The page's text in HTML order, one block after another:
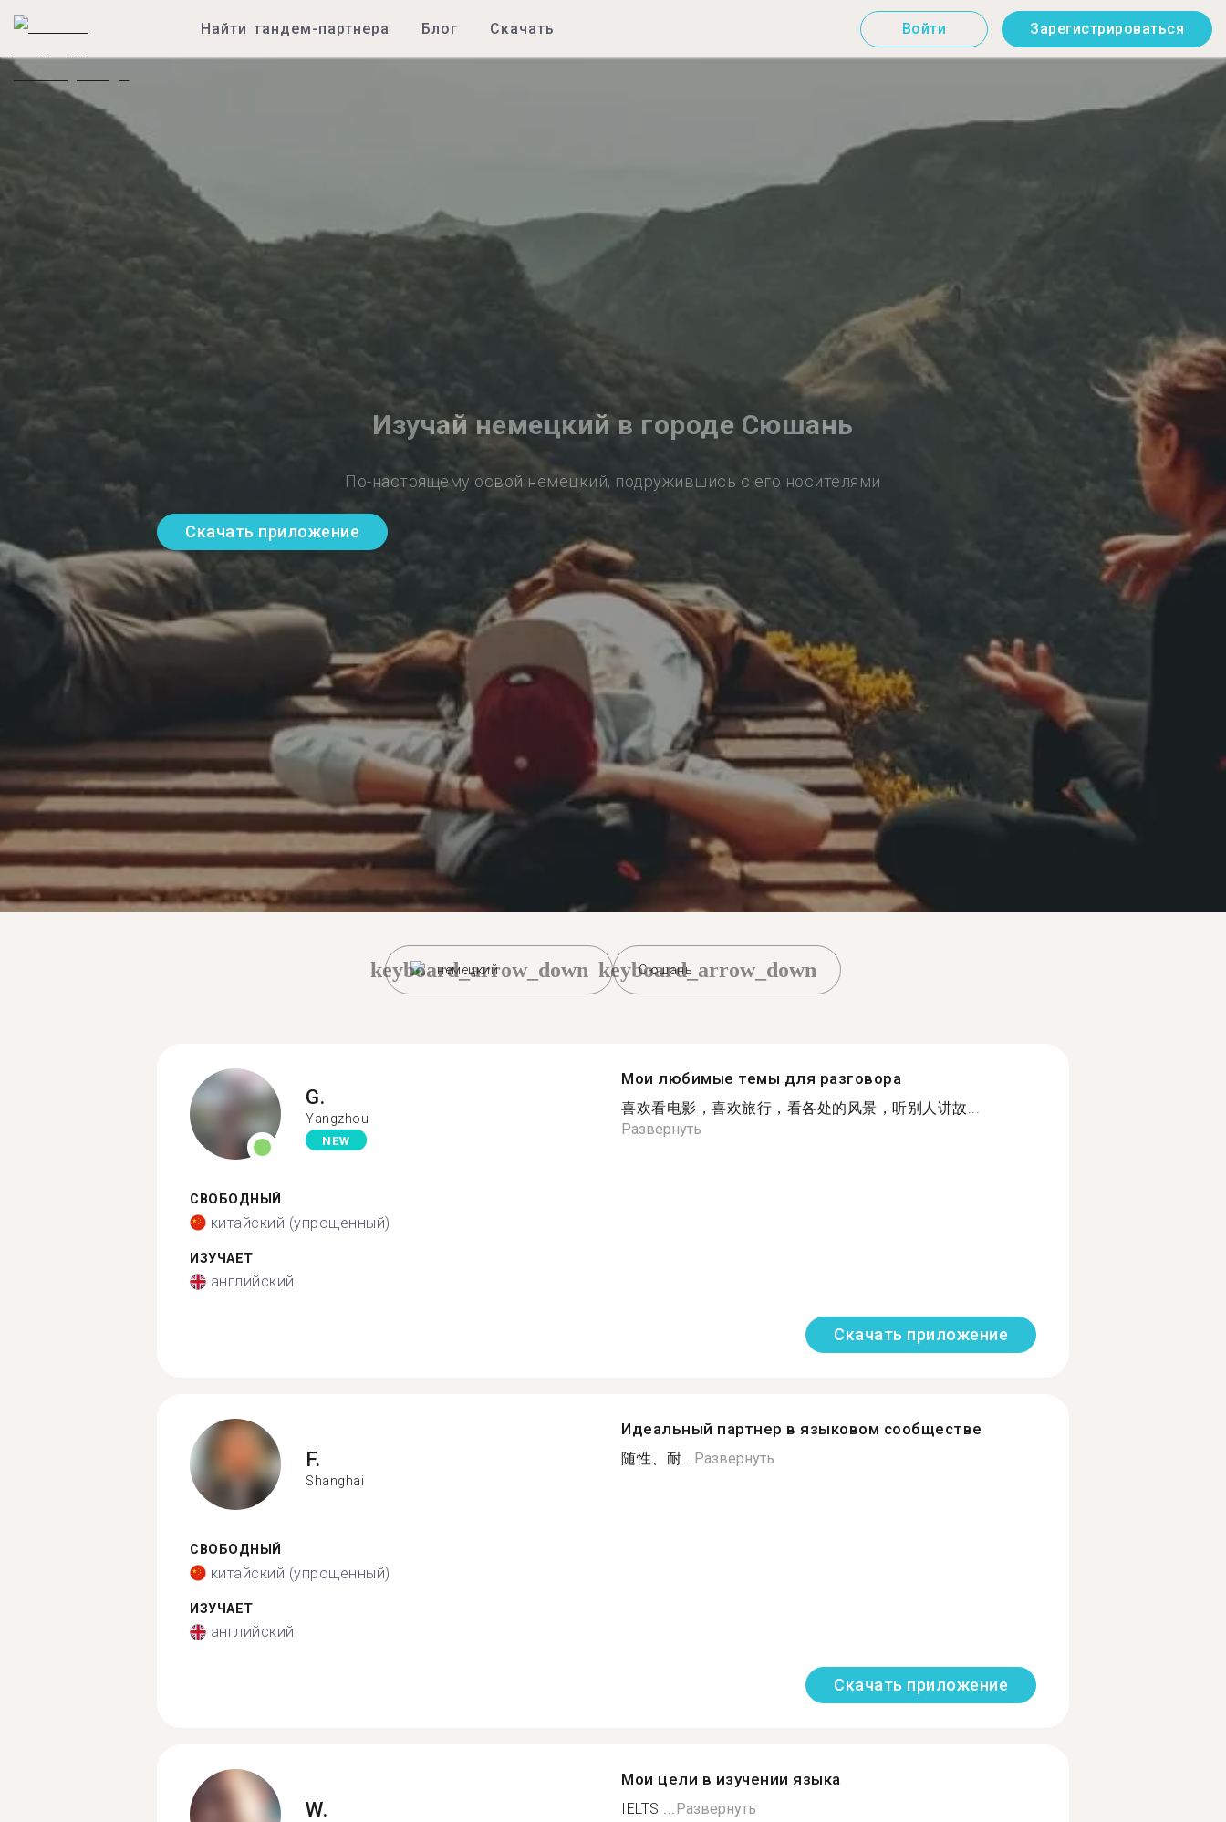
Найти тандем-партнера Блог Скачать Войти Зарегистрироваться
Изучай немецкий в городе Сюшань
По-настоящему освой немецкий, подружившись с его носителями
Скачать приложение
немецкий
keyboard_arrow_down Сюшань
keyboard_arrow_down
G.
Yangzhou
NEW
СВОБОДНЫЙ
китайский (упрощенный)
ИЗУЧАЕТ
английский
Мои любимые темы для разговора
喜欢看电影，喜欢旅行，看各处的风景，听别人讲故...
Развернуть
Скачать приложение
F.
Shanghai
СВОБОДНЫЙ
китайский (упрощенный)
ИЗУЧАЕТ
английский
Идеальный партнер в языковом сообществе
随性、耐...Развернуть
Скачать приложение
W.
Мои цели в изучении языка
IELTS ...Развернуть